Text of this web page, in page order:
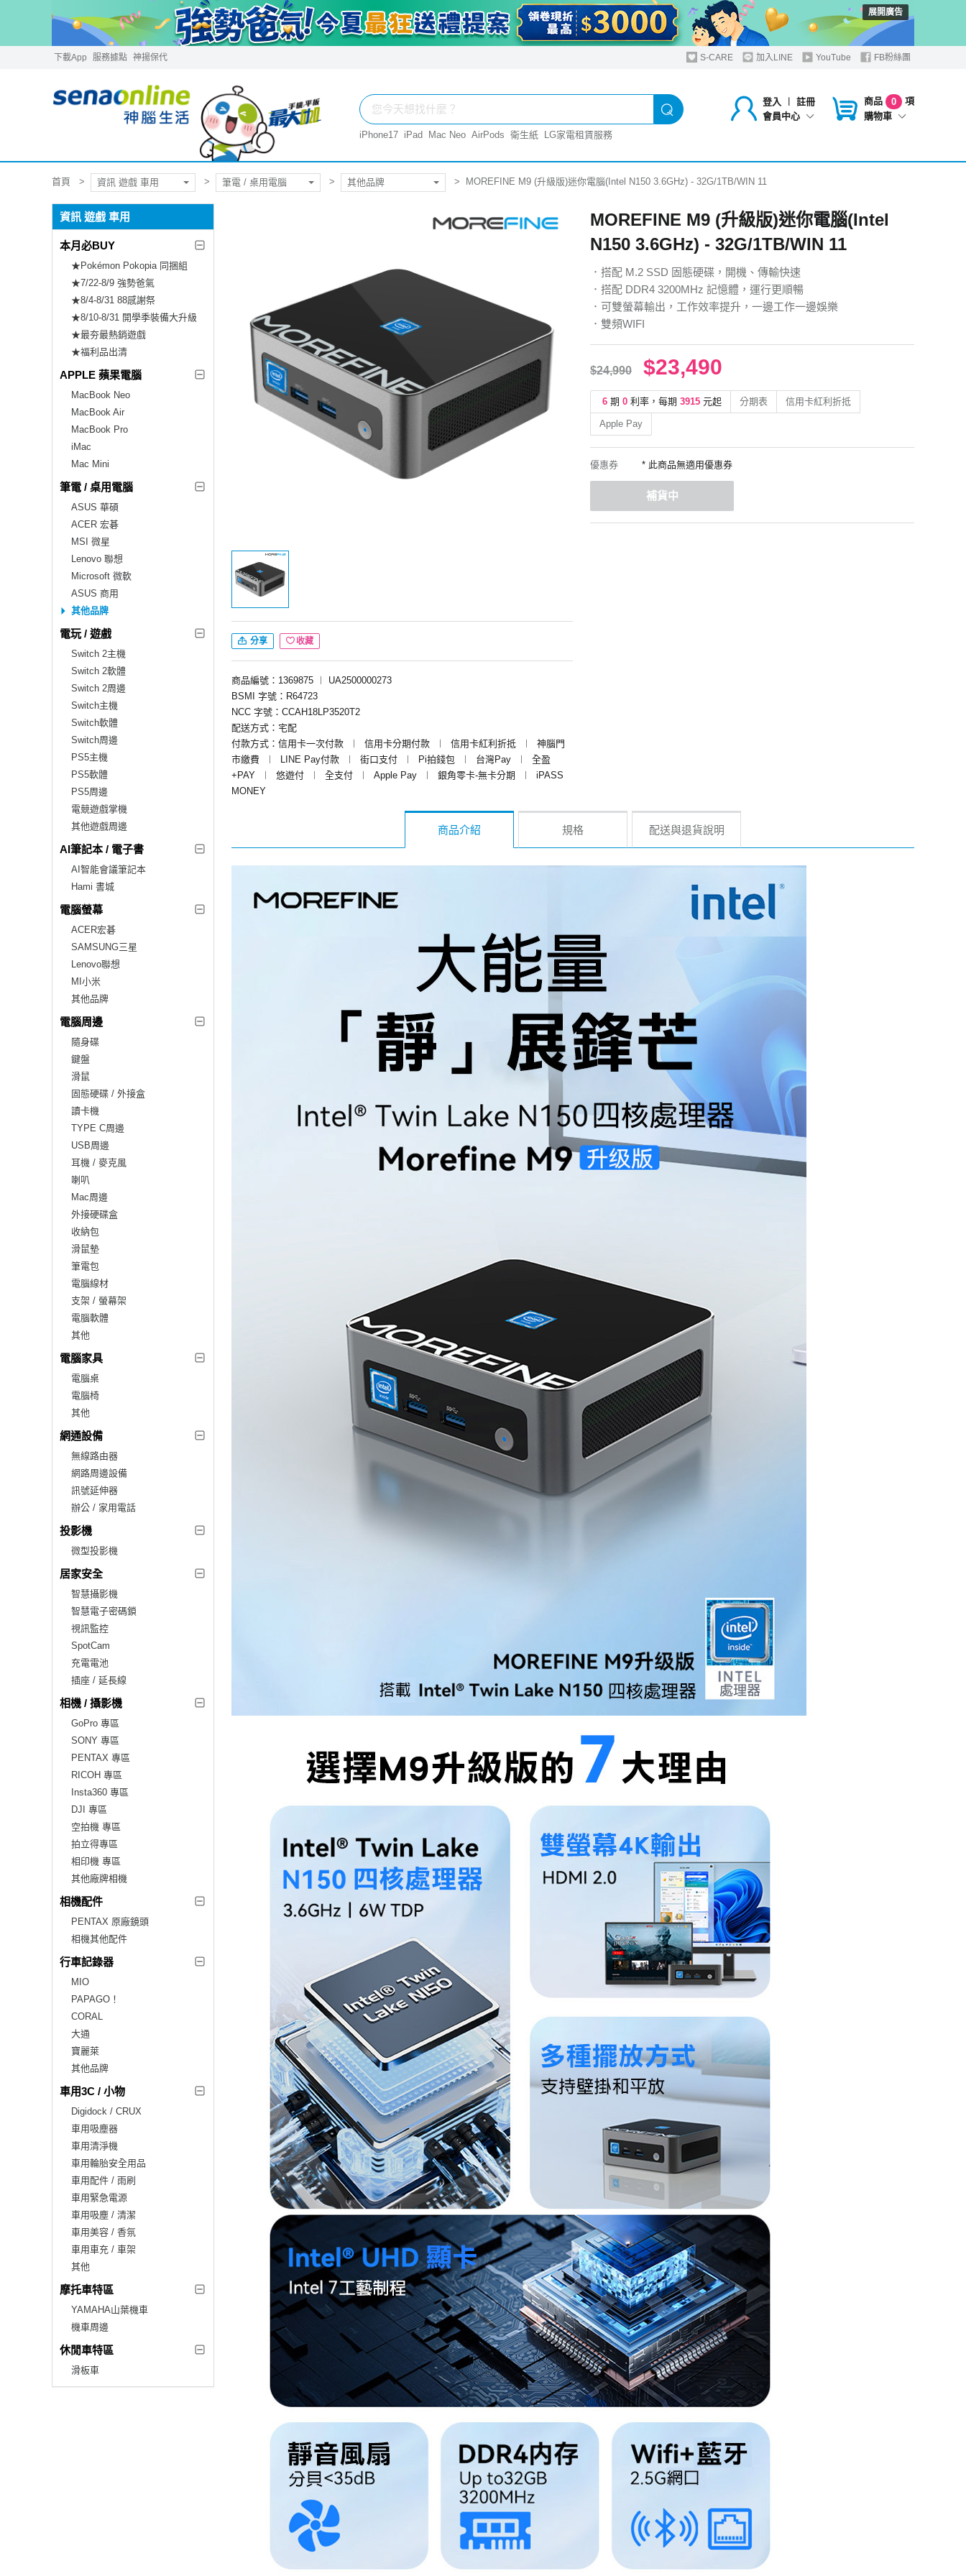
展開廣告
下載App 服務據點 神揚保代 S-CARE 加入LINE YouTube FB粉絲團
登入 ︱
註冊
會員中心
商品 0
項
購物車
iPhone17 iPad Mac Neo AirPods 衛生紙 LG家電租賃服務
首頁 資訊 遊戲 車用 筆電 / 桌用電腦 其他品牌 MOREFINE M9 (升級版)迷你電腦(Intel N150 3.6GHz) - 32G/1TB/WIN 11
資訊 遊戲 車用
本月必BUY
★Pokémon Pokopia 同捆組
★7/22-8/9 強勢爸氣
★8/4-8/31 88感謝祭
★8/10-8/31 開學季裝備大升級
★最夯最熱銷遊戲
★福利品出清
APPLE 蘋果電腦
MacBook Neo
MacBook Air
MacBook Pro
iMac
Mac Mini
筆電 / 桌用電腦
ASUS 華碩
ACER 宏碁
MSI 微星
Lenovo 聯想
Microsoft 微軟
ASUS 商用
其他品牌
電玩 / 遊戲
Switch 2主機
Switch 2軟體
Switch 2周邊
Switch主機
Switch軟體
Switch周邊
PS5主機
PS5軟體
PS5周邊
電競遊戲掌機
其他遊戲周邊
AI筆記本 / 電子書
AI智能會議筆記本
Hami 書城
電腦螢幕
ACER宏碁
SAMSUNG三星
Lenovo聯想
MI小米
其他品牌
電腦周邊
隨身碟
鍵盤
滑鼠
固態硬碟 / 外接盒
讀卡機
TYPE C周邊
USB周邊
耳機 / 麥克風
喇叭
Mac周邊
外接硬碟盒
收納包
滑鼠墊
筆電包
電腦線材
支架 / 螢幕架
電腦軟體
其他
電腦家具
電腦桌
電腦椅
其他
網通設備
無線路由器
網路周邊設備
訊號延伸器
辦公 / 家用電話
投影機
微型投影機
居家安全
智慧攝影機
智慧電子密碼鎖
視訊監控
SpotCam
充電電池
插座 / 延長線
相機 / 攝影機
GoPro 專區
SONY 專區
PENTAX 專區
RICOH 專區
Insta360 專區
DJI 專區
空拍機 專區
拍立得專區
相印機 專區
其他廠牌相機
相機配件
PENTAX 原廠鏡頭
相機其他配件
行車記錄器
MIO
PAPAGO！
CORAL
大通
寶麗萊
其他品牌
車用3C / 小物
Digidock / CRUX
車用吸塵器
車用清淨機
車用輪胎安全用品
車用配件 / 雨刷
車用緊急電源
車用吸塵 / 清潔
車用美容 / 香氛
車用車充 / 車架
其他
摩托車特區
YAMAHA山葉機車
機車周邊
休閒車特區
滑板車
分享 收藏
商品編號：1369875 ︱
UA2500000273
BSMI 字號：R64723
NCC 字號：CCAH18LP3520T2
配送方式：宅配
付款方式：信用卡一次付款
︱ 信用卡分期付款 ︱ 信用卡紅利折抵 ︱
神腦門
市繳費
︱ LINE Pay付款 ︱ 街口支付 ︱ Pi拍錢包 ︱ 台灣Pay ︱
全盈
+PAY
︱ 悠遊付 ︱ 全支付 ︱ Apple Pay ︱ 銀角零卡-無卡分期 ︱
iPASS
MONEY
MOREFINE M9 (升級版)迷你電腦(Intel
N150 3.6GHz) - 32G/1TB/WIN 11
．搭配 M.2 SSD 固態硬碟，開機、傳輸快速
．搭配 DDR4 3200MHz 記憶體，運行更順暢
．可雙螢幕輸出，工作效率提升，一邊工作一邊娛樂
．雙頻WIFI
$24,990 $23,490
6 期 0 利率，每期 3915 元起 分期表 信用卡紅利折抵
Apple Pay
優惠券 * 此商品無適用優惠券
補貨中
商品介紹 規格 配送與退貨說明